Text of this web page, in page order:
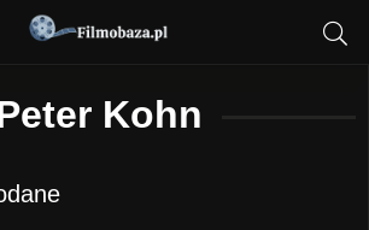
Kohn